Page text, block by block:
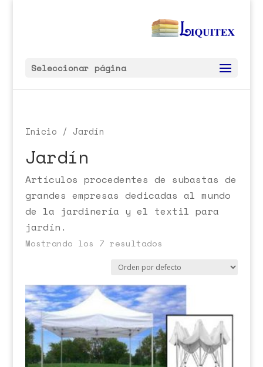
Seleccionar página
Inicio / Jardín
Jardín
Artículos procedentes de subastas de
grandes empresas dedicadas al mundo
de la jardinería y el textil para
jardín.
Mostrando los 7 resultados